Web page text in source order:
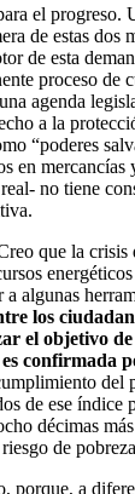
el
de estas
de esta
proceso
agenda
a la
“poderes
en
no tiene
que la
algunas
los
el objetivo
confirmada
de ese
décimas
de
porque, a